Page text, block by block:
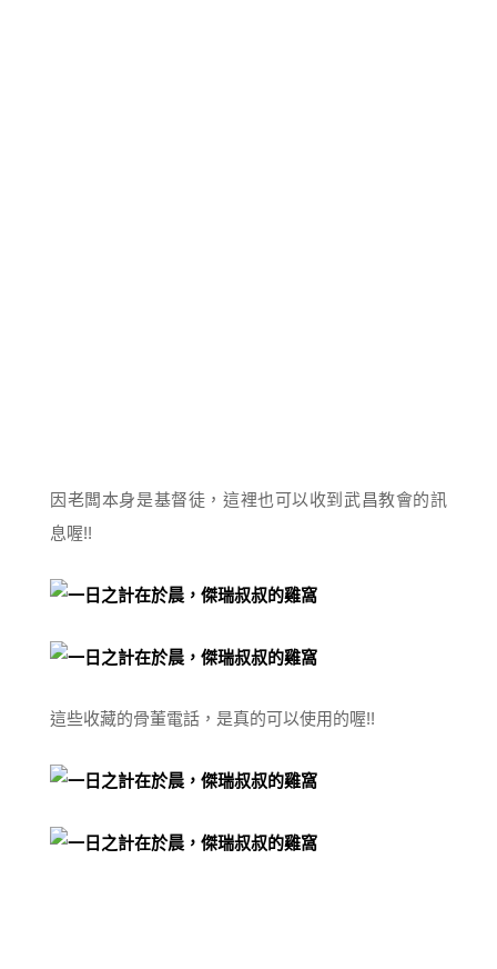
因老闆本身是基督徒，這裡也可以收到武昌教會的訊
息喔!!
這些收藏的骨董電話，是真的可以使用的喔!!